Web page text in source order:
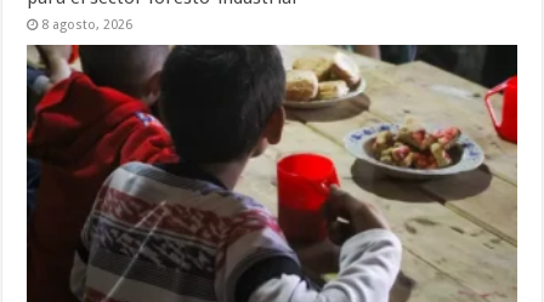
8 agosto, 2026